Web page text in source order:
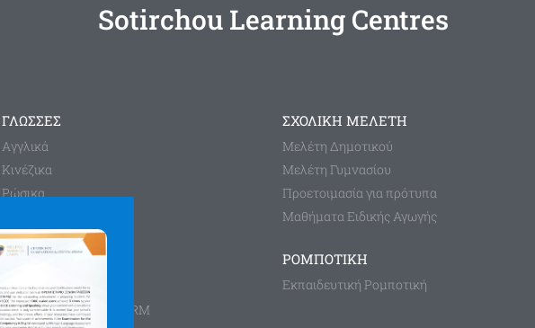
Sotirchou Learning Centres
ΓΛΩΣΣΕΣ
Aγγλικά
Κινέζικα
Ρώσικα
Γερμανικά
Ιταλικά
HOMEWORK PLATFORM
ΣΧΟΛΙΚΗ ΜΕΛΕΤΗ
Μελέτη Δημοτικού
Μελέτη Γυμνασίου
Προετοιμασία για πρότυπα
Μαθήματα Ειδικής Αγωγής
ΡΟΜΠΟΤΙΚΗ
Εκπαιδευτική Ρομποτική